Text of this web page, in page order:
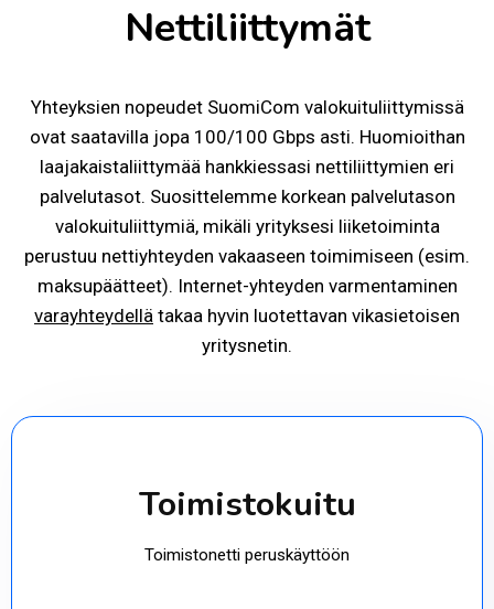
Nettiliittymät
Yhteyksien nopeudet SuomiCom valokuituliittymissä
ovat saatavilla jopa 100/100 Gbps asti. Huomioithan
laajakaistaliittymää hankkiessasi nettiliittymien eri
palvelutasot. Suosittelemme korkean palvelutason
valokuituliittymiä, mikäli yrityksesi liiketoiminta
perustuu nettiyhteyden vakaaseen toimimiseen (esim.
maksupäätteet). Internet-yhteyden varmentaminen
varayhteydellä takaa hyvin luotettavan vikasietoisen
yritysnetin.
Toimistokuitu
Toimistonetti peruskäyttöön